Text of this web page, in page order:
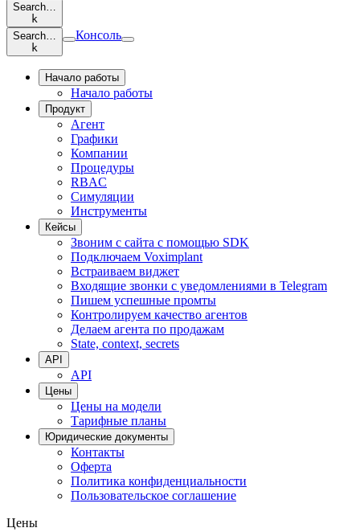
Search…
k
Search…
k
Консоль
Начало работы
Начало работы
Продукт
Агент
Графики
Компании
Процедуры
RBAC
Симуляции
Инструменты
Кейсы
Звоним с сайта с помощью SDK
Подключаем Voximplant
Встраиваем виджет
Входящие звонки с уведомлениями в Telegram
Пишем успешные промты
Контролируем качество агентов
Делаем агента по продажам
State, context, secrets
API
API
Цены
Цены на модели
Тарифные планы
Юридические документы
Контакты
Оферта
Политика конфиденциальности
Пользовательское соглашение
Цены